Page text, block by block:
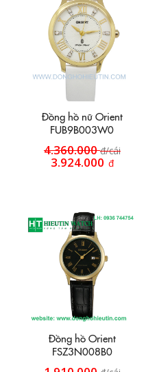
Đồng hồ nữ Orient
FUB9B003W0
4.360.000đ/cái
3.924.000 đ
Đồng hồ Orient
FSZ3N008B0